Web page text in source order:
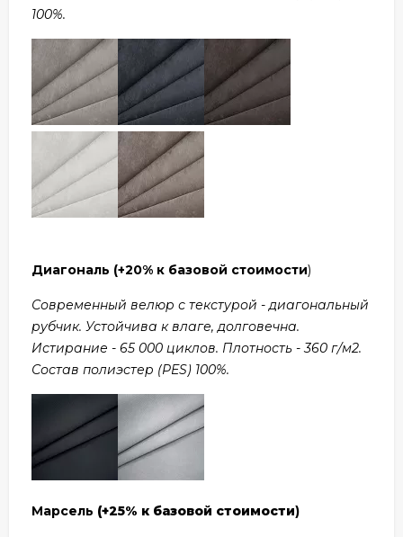
100%.
Диагональ (+20% к базовой стоимости)
Современный велюр с текстурой - диагональный
рубчик. Устойчива к влаге, долговечна.
Истирание - 65 000 циклов. Плотность - 360 г/м2.
Состав полиэстер (PES) 100%.
Марсель (+25% к базовой стоимости)